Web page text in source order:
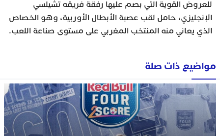
للعروض القوية التي بصم عليها رفقة فريقه تشيلسي
الإنجليزي، حامل لقب عصبة الأبطال الأوربية، وهو الخصاص
الذي يعاني منه المنتخب المغربي على مستوى صناعة اللعب.
مواضيع ذات صلة